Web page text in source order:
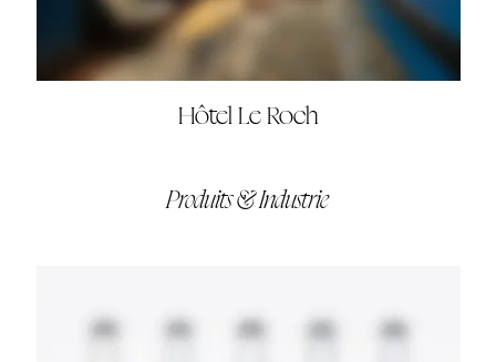
Hôtel Le Roch
Produits & Industrie